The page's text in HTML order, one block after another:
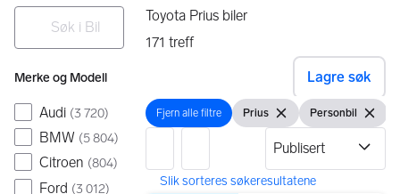
Filtre
Søk i Bil
Merke og Modell
Audi (3 720)
BMW (5 804)
Citroen (804)
Ford (3 012)
Toyota Prius biler
171 treff
Lagre søk
Fjern alle filtre
Fjern alle filtre Vis filter
Prius Fjern filteret
Vis filter
Personbil Fjern